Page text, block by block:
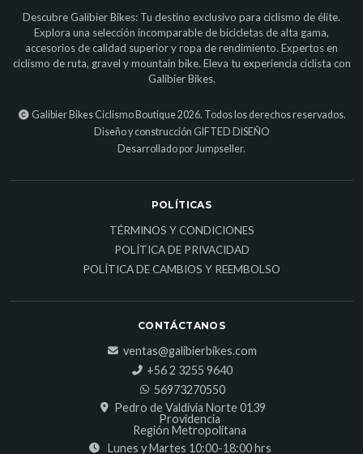
Descubre Galibier Bikes: Tu destino exclusivo para ciclismo de élite.
Explora una selección incomparable de bicicletas de alta gama,
accesorios de calidad superior y ropa de rendimiento. Expertos en
ciclismo de ruta, gravel y mountain bike. Eleva tu experiencia ciclista con
Galibier Bikes.
Galibier Bikes Ciclismo Boutique 2026. Todos los derechos reservados.
Diseño y construcción GIFTED DISEÑO
Desarrollado por Jumpseller.
POLÍTICAS
TÉRMINOS Y CONDICIONES
POLÍTICA DE PRIVACIDAD
POLÍTICA DE CAMBIOS Y REEMBOLSO
CONTÁCTANOS
ventas@galibierbikes.com
‎+56 2 3255 9640
56973270550
Pedro de Valdivia Norte 0139
Providencia
Región Metropolitana
Lunes y Martes 10:00-18:00 hrs